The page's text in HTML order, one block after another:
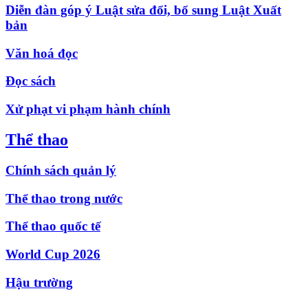
Diễn đàn góp ý Luật sửa đổi, bổ sung Luật Xuất
bản
Văn hoá đọc
Đọc sách
Xử phạt vi phạm hành chính
Thể thao
Chính sách quản lý
Thể thao trong nước
Thể thao quốc tế
World Cup 2026
Hậu trường